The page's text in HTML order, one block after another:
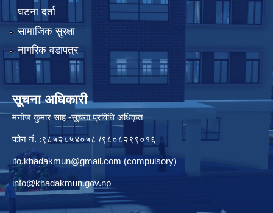
घटना दर्ता
सामाजिक सुरक्षा
नागरिक वडापत्र
सूचना अधिकारी
मनाेज कुमार साह -सूचना प्रविधि अधिकृत
फोन नं. :९८५२८५४०५८ /९८०८२९९०१६
ito.khadakmun@gmail.com (compulsory)
info@khadakmun.gov.np